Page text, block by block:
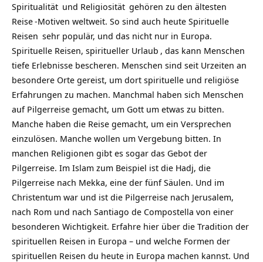
Spiritualität und Religiosität gehören zu den ältesten
Reise-Motiven weltweit. So sind auch heute Spirituelle
Reisen sehr populär, und das nicht nur in Europa.
Spirituelle Reisen, spiritueller Urlaub , das kann Menschen
tiefe Erlebnisse bescheren. Menschen sind seit Urzeiten an
besondere Orte gereist, um dort spirituelle und religiöse
Erfahrungen zu machen. Manchmal haben sich Menschen
auf Pilgerreise gemacht, um Gott um etwas zu bitten.
Manche haben die Reise gemacht, um ein Versprechen
einzulösen. Manche wollen um Vergebung bitten. In
manchen Religionen gibt es sogar das Gebot der
Pilgerreise. Im Islam zum Beispiel ist die Hadj, die
Pilgerreise nach Mekka, eine der fünf Säulen. Und im
Christentum war und ist die Pilgerreise nach Jerusalem,
nach Rom und nach Santiago de Compostella von einer
besonderen Wichtigkeit. Erfahre hier über die Tradition der
spirituellen Reisen in Europa – und welche Formen der
spirituellen Reisen du heute in Europa machen kannst. Und